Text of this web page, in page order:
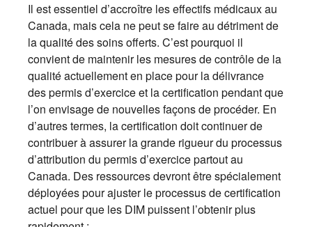
Il est essentiel d’accroître les effectifs médicaux au
Canada, mais cela ne peut se faire au détriment de
la qualité des soins offerts. C’est pourquoi il
convient de maintenir les mesures de contrôle de la
qualité actuellement en place pour la délivrance
des permis d’exercice et la certification pendant que
l’on envisage de nouvelles façons de procéder. En
d’autres termes, la certification doit continuer de
contribuer à assurer la grande rigueur du processus
d’attribution du permis d’exercice partout au
Canada. Des ressources devront être spécialement
déployées pour ajuster le processus de certification
actuel pour que les DIM puissent l’obtenir plus